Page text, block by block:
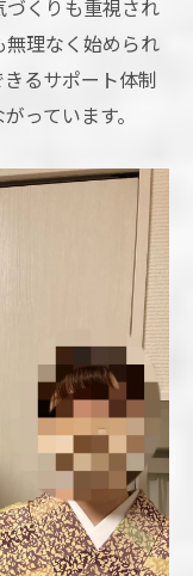
くりも重視され
理なく始められ
るサポート体制
っています。